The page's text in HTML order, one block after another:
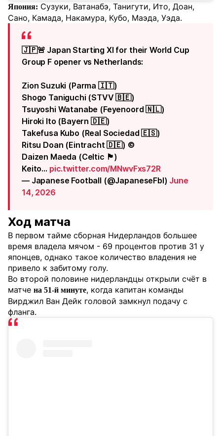
Япония: Сузуки, Ватанабэ, Танигути, Ито, Доан,
Сано, Камада, Накамура, Кубо, Маэда, Уэда.
🇯🇵🚨 Japan Starting XI for their World Cup
Group F opener vs Netherlands:
Zion Suzuki (Parma 🇮🇹)
Shogo Taniguchi (STVV 🇧🇪)
Tsuyoshi Watanabe (Feyenoord 🇳🇱)
Hiroki Ito (Bayern 🇩🇪)
Takefusa Kubo (Real Sociedad 🇪🇸)
Ritsu Doan (Eintracht 🇩🇪) ©️
Daizen Maeda (Celtic 🏴󠁧󠁢󠁳󠁣󠁴󠁿)
Keito… pic.twitter.com/MNwvFxs72R
— Japanese Football (@JapaneseFbl) June
14, 2026
Ход матча
В первом тайме сборная Нидерландов большее
время владела мячом - 69 процентов против 31 у
японцев, однако такое количество владения не
привело к забитому голу.
Во второй половине нидерландцы открыли счёт в
матче на 51-й минуте, когда капитан команды
Вирджил Ван Дейк головой замкнул подачу с
фланга.